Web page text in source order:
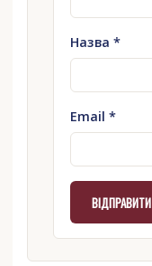
Назва *
Email *